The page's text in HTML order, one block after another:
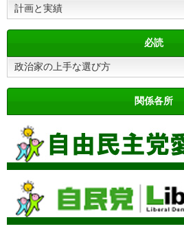
計画と実績
必読
政治家の上手な選び方
関係各所